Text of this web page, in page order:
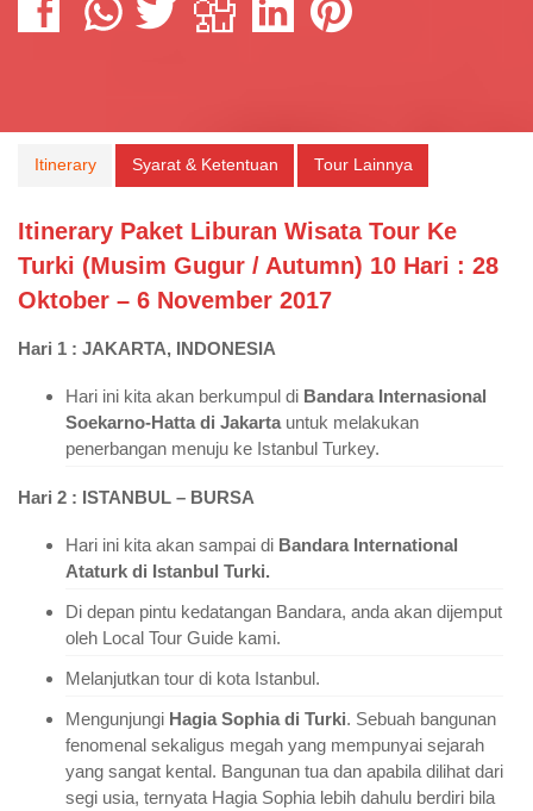
Itinerary Syarat & Ketentuan Tour Lainnya
Itinerary Paket Liburan Wisata Tour Ke
Turki (Musim Gugur / Autumn) 10 Hari : 28
Oktober – 6 November 2017
Hari 1 : JAKARTA, INDONESIA
Hari ini kita akan berkumpul di Bandara Internasional
Soekarno-Hatta di Jakarta untuk melakukan
penerbangan menuju ke Istanbul Turkey.
Hari 2 : ISTANBUL – BURSA
Hari ini kita akan sampai di Bandara International
Ataturk di Istanbul Turki.
Di depan pintu kedatangan Bandara, anda akan dijemput
oleh Local Tour Guide kami.
Melanjutkan tour di kota Istanbul.
Mengunjungi Hagia Sophia di Turki. Sebuah bangunan
fenomenal sekaligus megah yang mempunyai sejarah
yang sangat kental. Bangunan tua dan apabila dilihat dari
segi usia, ternyata Hagia Sophia lebih dahulu berdiri bila